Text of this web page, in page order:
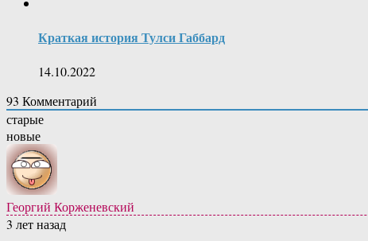
Краткая история Тулси Габбард
14.10.2022
93 Комментарий
старые
новые
Георгий Корженевский
3 лет назад